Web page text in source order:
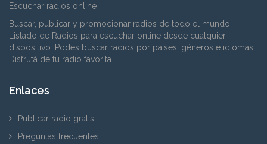
Escuchar radios online
Buscar, publicar y promocionar radios de todo el mundo.
Listado de Radios para escuchar online desde cualquier
dispositivo. Podés buscar radios por países, géneros e idiomas.
Disfrutá de tu radio favorita.
Enlaces
Publicar radio gratis
Preguntas frecuentes